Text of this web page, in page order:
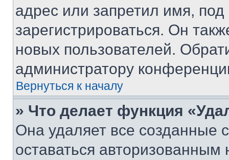
адрес или запретил имя,
зарегистрироваться. Он
новых пользователей.
администратору
Вернуться к началу
» Что делает функция
Она удаляет все созданные
оставаться